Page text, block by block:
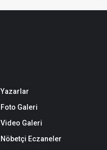
Yazarlar
Foto Galeri
Video Galeri
Nöbetçi Eczaneler